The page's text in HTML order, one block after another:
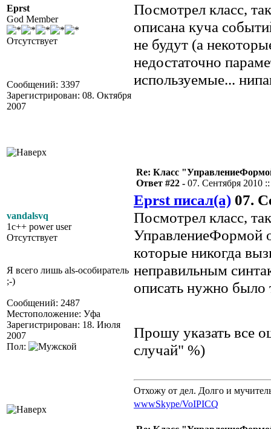
Eprst
God Member
Отсутствует
Сообщений: 3397
Зарегистрирован: 08. Октября
2007
Посмотрел класс,
описана куча
не будут (а
недостаточно
используемые...
vandalsvq
1c++ power user
Отсутствует
Я всего лишь als-особиратель
;-)
Сообщений: 2487
Местоположение: Уфа
Зарегистрирован: 18. Июля
2007
Пол:
Re: Класс
Ответ #22 - 07. Сентября 2010
Eprst писал(а) 07.
Посмотрел класс,
УправлениеФормой
которые никогда
неправильным
описать нужно было
Прошу указать все
случай" %)
Отхожу от дел. Долго и
wwwSkype/VoIPICQ